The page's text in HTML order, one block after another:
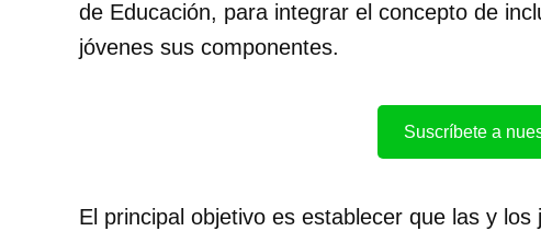
de Educación, para integrar el concepto de
jóvenes sus componentes.
Suscríbete a
El principal objetivo es establecer que las y